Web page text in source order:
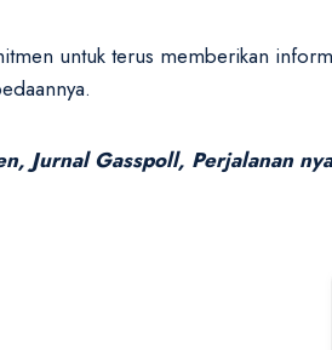
untuk terus memberikan
Jurnal Gasspoll, Perjalanan